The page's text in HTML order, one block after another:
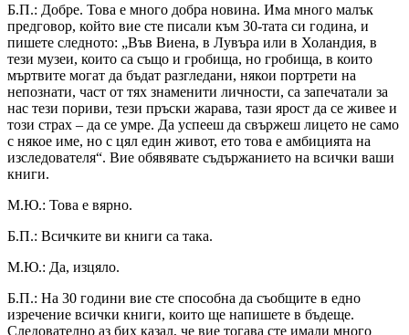
Б.П.: Добре. Това е много добра новина. Има много малък
предговор, който вие сте писали към 30-тата си година, и
пишете следното: „Във Виена, в Лувъра или в Холандия, в
тези музеи, които са също и гробища, но гробища, в които
мъртвите могат да бъдат разгледани, някои портрети на
непознати, част от тях знаменити личности, са запечатали за
нас тези пориви, тези пръски жарава, тази ярост да се живее и
този страх – да се умре. Да успееш да свържеш лицето не само
с някое име, но с цял един живот, ето това е амбицията на
изследователя“. Вие обявявате съдържанието на всички ваши
книги.
М.Ю.: Това е вярно.
Б.П.: Всичките ви книги са така.
М.Ю.: Да, изцяло.
Б.П.: На 30 години вие сте способна да съобщите в едно
изречение всички книги, които ще напишете в бъдеще.
Следователно аз бих казал, че вие тогава сте имали много